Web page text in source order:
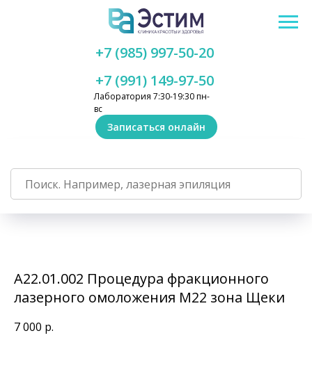
Лаборатория 7:30-19:30 пн-
вс
+7 (991) 149-97-50
+7 (985) 997-50-20
Записаться онлайн
А22.01.002 Процедура фракционного
лазерного омоложения M22 зона Щеки
7 000 р.